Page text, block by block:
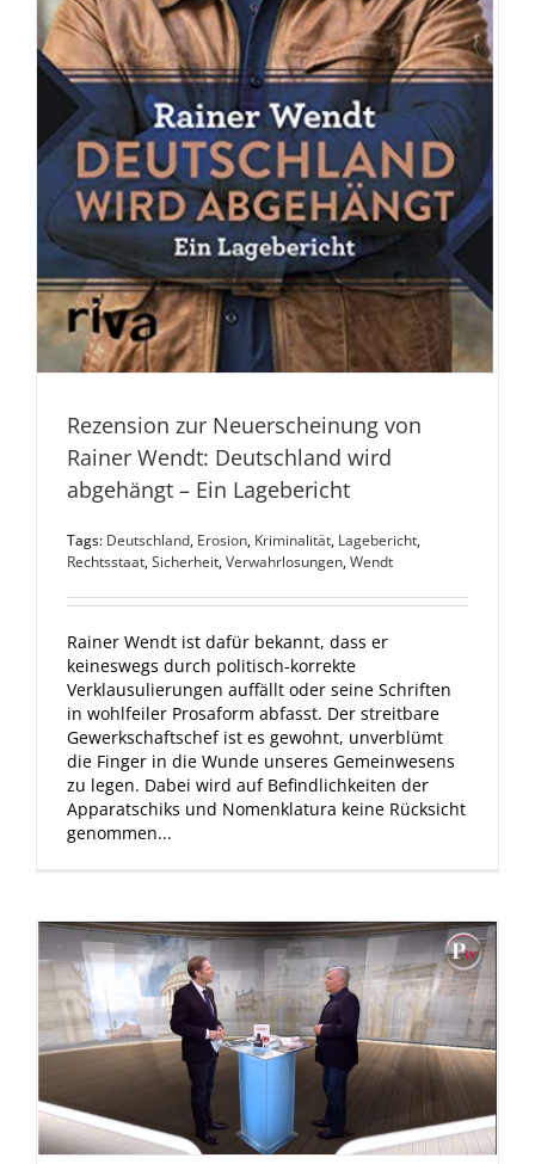
Rezension zur Neuerscheinung von
Rainer Wendt: Deutschland wird
abgehängt – Ein Lagebericht
Tags: Deutschland, Erosion, Kriminalität, Lagebericht,
Rechtsstaat,Sicherheit,Verwahrlosungen,Wendt
Rainer Wendt ist dafür bekannt, dass er
keineswegs durch politisch-korrekte
Verklausulierungen auffällt oder seine Schriften
in wohlfeiler Prosaform abfasst. Der streitbare
Gewerkschaftschef ist es gewohnt, unverblümt
die Finger in die Wunde unseres Gemeinwesens
zu legen. Dabei wird auf Befindlichkeiten der
Apparatschiks und Nomenklatura keine Rücksicht
genommen...